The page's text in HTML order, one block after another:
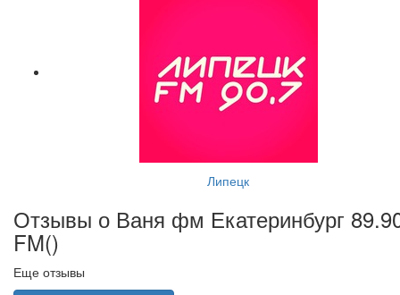
Липецк
Отзывы о Ваня фм Екатеринбург
FM()
Еще отзывы